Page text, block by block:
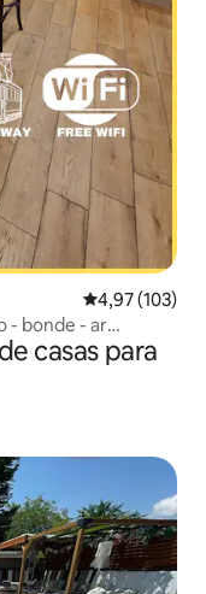
4,97 de uma
4,97 (103)
- bonde - ar
casas para